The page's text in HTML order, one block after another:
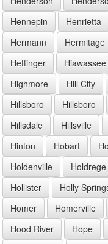
Hennepin
Henrietta
Hermann
Hermitage
Hettinger
Hiawassee
Highmore
Hill City
Hillsboro
Hillsboro
Hillsdale
Hillsville
Hinton
Hobart
Holdenville
Holdrege
Hollister
Holly
Homer
Homerville
Hood River
Hope